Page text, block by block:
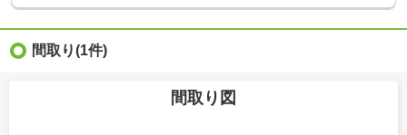
間取り(1件)
間取り図